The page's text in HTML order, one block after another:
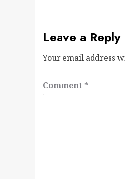
Leave a Reply
Your email address
Comment *